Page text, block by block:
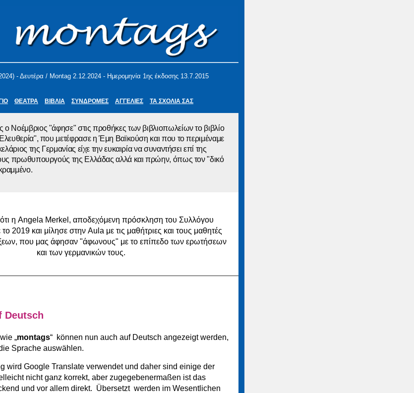
- Δευτέρα / Montag 2.12.2024 - Ημερομηνία 1ης έκδοσης 13.7.2015
ΘΕΑΤΡΑ ΒΙΒΛΙΑ ΣΥΝΔΡΟΜΕΣ ΑΓΓΕΛΙΕΣ ΤΑ ΣΧΟΛΙΑ ΣΑΣ
ο Νοέμβριος "άφησε" στις προθήκες των βιβλιοπωλείων το βιβλίο
που μετέφρασε η Έμη Βαϊκούση και που το περιμέναμε
της Γερμανίας είχε την ευκαιρία να συναντήσει επί της
πρωθυπουργούς της Ελλάδας αλλά και πρώην, όπως τον "δικό
η Angela Merkel, αποδεχόμενη πρόσκληση του Συλλόγου
2019 και μίλησε στην Aula με τις μαθήτριες και τους μαθητές
που μας άφησαν "άφωνους" με το επίπεδο των ερωτήσεων
και των γερμανικών τους.
Deutsch
„montags“ können nun auch auf Deutsch angezeigt werden,
Sprache auswählen.
wird Google Translate verwendet und daher sind einige der
nicht ganz korrekt, aber zugegebenermaßen ist das
und vor allem direkt. Übersetzt werden im Wesentlichen